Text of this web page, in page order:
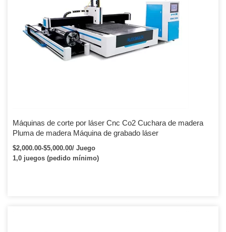
Máquinas de corte por láser Cnc Co2 Cuchara de madera
Pluma de madera Máquina de grabado láser
$2,000.00-$5,000.00/ Juego
1,0 juegos (pedido mínimo)